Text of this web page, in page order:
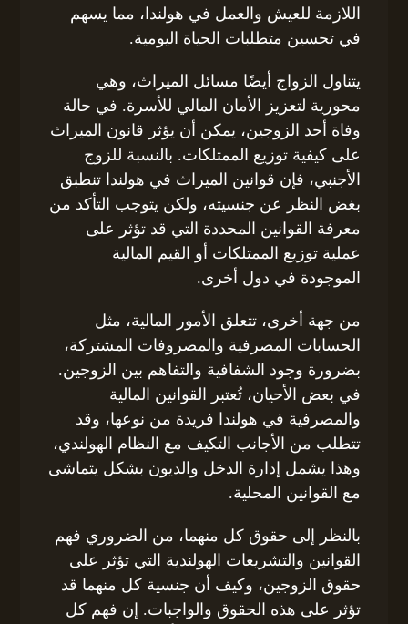
اللازمة للعيش والعمل في هولندا، مما يسهم
في تحسين متطلبات الحياة اليومية.
يتناول الزواج أيضًا مسائل الميراث، وهي
محورية لتعزيز الأمان المالي للأسرة. في حالة
وفاة أحد الزوجين، يمكن أن يؤثر قانون الميراث
على كيفية توزيع الممتلكات. بالنسبة للزوج
الأجنبي، فإن قوانين الميراث في هولندا تنطبق
بغض النظر عن جنسيته، ولكن يتوجب التأكد من
معرفة القوانين المحددة التي قد تؤثر على
عملية توزيع الممتلكات أو القيم المالية
الموجودة في دول أخرى.
من جهة أخرى، تتعلق الأمور المالية، مثل
الحسابات المصرفية والمصروفات المشتركة،
بضرورة وجود الشفافية والتفاهم بين الزوجين.
في بعض الأحيان، تُعتبر القوانين المالية
والمصرفية في هولندا فريدة من نوعها، وقد
تتطلب من الأجانب التكيف مع النظام الهولندي،
وهذا يشمل إدارة الدخل والديون بشكل يتماشى
مع القوانين المحلية.
بالنظر إلى حقوق كل منهما، من الضروري فهم
القوانين والتشريعات الهولندية التي تؤثر على
حقوق الزوجين، وكيف أن جنسية كل منهما قد
تؤثر على هذه الحقوق والواجبات. إن فهم كل